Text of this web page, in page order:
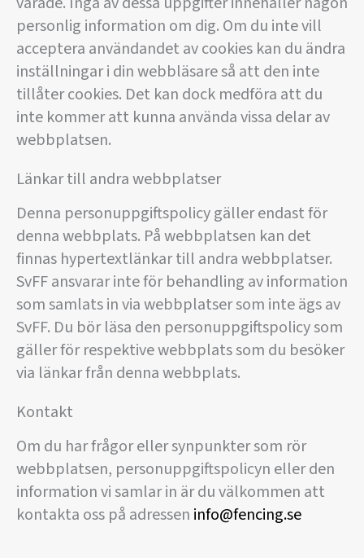
personlig information om dig. Om du inte vill
acceptera användandet av cookies kan du ändra
inställningar i din webbläsare så att den inte
tillåter cookies. Det kan dock medföra att du
inte kommer att kunna använda vissa delar av
webbplatsen.
Länkar till andra webbplatser
Denna personuppgiftspolicy gäller endast för
denna webbplats. På webbplatsen kan det
finnas hypertextlänkar till andra webbplatser.
SvFF ansvarar inte för behandling av information
som samlats in via webbplatser som inte ägs av
SvFF. Du bör läsa den personuppgiftspolicy som
gäller för respektive webbplats som du besöker
via länkar från denna webbplats.
Kontakt
Om du har frågor eller synpunkter som rör
webbplatsen, personuppgiftspolicyn eller den
information vi samlar in är du välkommen att
kontakta oss på adressen info@fencing.se